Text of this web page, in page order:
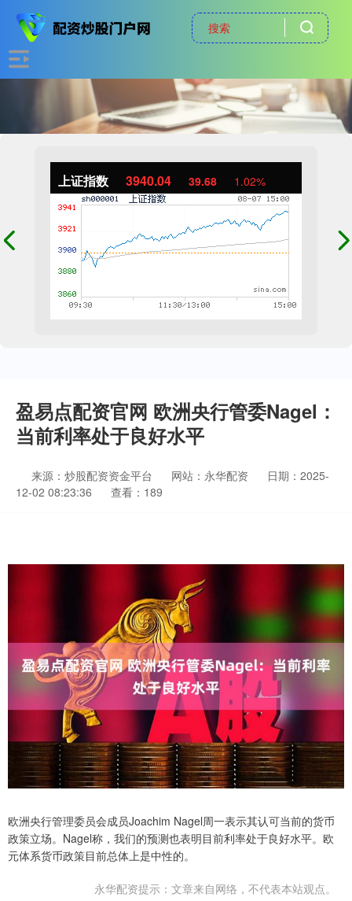
上证指数 3940.04 39.68 1.02%
盈易点配资官网 欧洲央行管委Nagel：
当前利率处于良好水平
来源：炒股配资资金平台 网站：永华配资
日期：2025-
12-02 08:23:36
查看：189
欧洲央行管理委员会成员Joachim Nagel周一表示其认可当前的货币
政策立场。Nagel称，我们的预测也表明目前利率处于良好水平。欧
元体系货币政策目前总体上是中性的。
永华配资提示：文章来自网络，不代表本站观点。